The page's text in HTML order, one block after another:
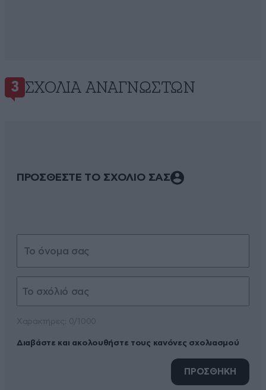
3 ΣΧΌΛΙΑ ΑΝΑΓΝΩΣΤΏΝ
ΠΡΟΣΘΕΣΤΕ ΤΟ ΣΧΟΛΙΟ ΣΑΣ
Διαβάστε και ακολουθήστε τους κανόνες σχολιασμού
ΠΡΟΣΘΗΚΗ